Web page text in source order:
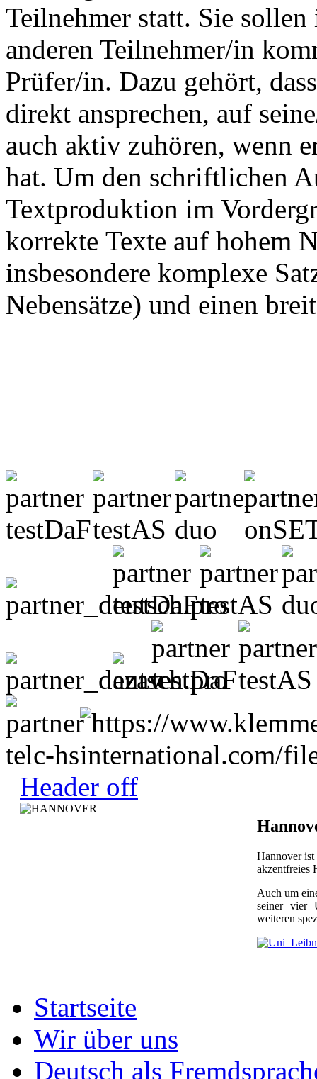
Teilnehmer statt. Sie
anderen Teilnehmer/in
Prüfer/in. Dazu gehört,
direkt ansprechen, auf
auch aktiv zuhören, wenn
hat. Um den schriftlichen
Textproduktion im
korrekte Texte auf hohem
insbesondere komplexe
Nebensätze) und einen
Header off
Hannover ist
akzentfreies
Auch um
seiner vier
weiteren
Startseite
Wir über uns
Deutsch als